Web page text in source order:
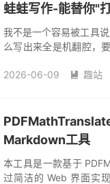
蛙蛙写作-能替你"
我不是一个容易被工具
么写出来全是机翻腔，
2026-06-09  趣站
Markdown工具
本工具是一款基于
过简洁的 Web 界面实